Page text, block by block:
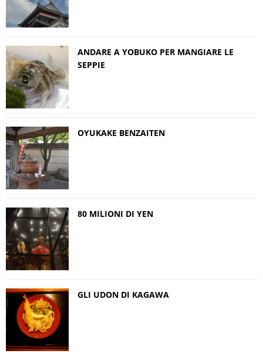
ANDARE A YOBUKO PER MANGIARE LE
SEPPIE
OYUKAKE BENZAITEN
80 MILIONI DI YEN
GLI UDON DI KAGAWA